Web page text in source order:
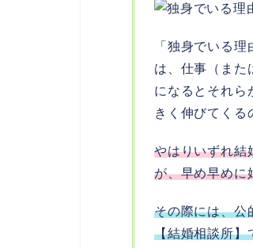
「独身でいる
は、仕事（また
になるとそれら
きく伸びてくる
やはりいずれ結
が、早め早めに
その際には、公
【結婚相談所】